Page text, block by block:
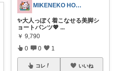
MIKENEKO HOUSE
✨大人っぽく着こなせる美脚シ
ョートパンツ💖 ...
￥ 9,790
0 0 1
コレ いいね